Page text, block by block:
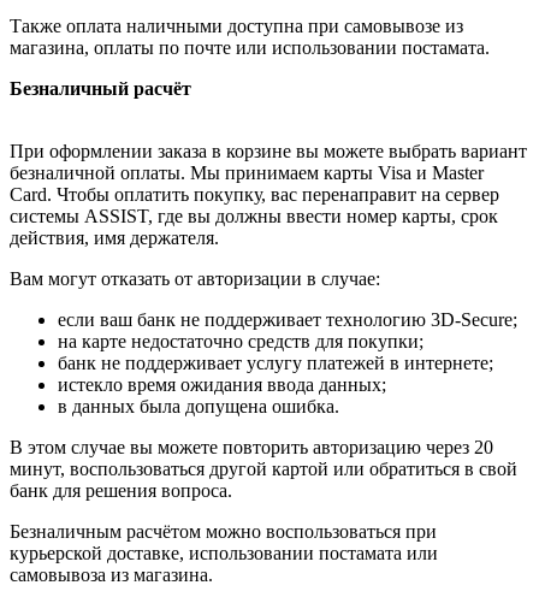
Также оплата наличными доступна при самовывозе из
магазина, оплаты по почте или использовании постамата.
Безналичный расчёт
При оформлении заказа в корзине вы можете выбрать вариант
безналичной оплаты. Мы принимаем карты Visa и Master
Card. Чтобы оплатить покупку, вас перенаправит на сервер
системы ASSIST, где вы должны ввести номер карты, срок
действия, имя держателя.
Вам могут отказать от авторизации в случае:
если ваш банк не поддерживает технологию 3D-Secure;
на карте недостаточно средств для покупки;
банк не поддерживает услугу платежей в интернете;
истекло время ожидания ввода данных;
в данных была допущена ошибка.
В этом случае вы можете повторить авторизацию через 20
минут, воспользоваться другой картой или обратиться в свой
банк для решения вопроса.
Безналичным расчётом можно воспользоваться при
курьерской доставке, использовании постамата или
самовывоза из магазина.